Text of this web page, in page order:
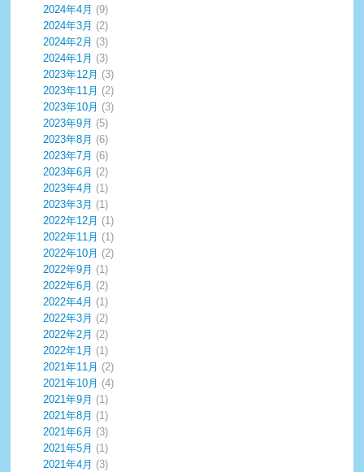
2024年4月 (9)
2024年3月 (2)
2024年2月 (3)
2024年1月 (3)
2023年12月 (3)
2023年11月 (2)
2023年10月 (3)
2023年9月 (5)
2023年8月 (6)
2023年7月 (6)
2023年6月 (2)
2023年4月 (1)
2023年3月 (1)
2022年12月 (1)
2022年11月 (1)
2022年10月 (2)
2022年9月 (1)
2022年6月 (2)
2022年4月 (1)
2022年3月 (2)
2022年2月 (2)
2022年1月 (1)
2021年11月 (2)
2021年10月 (4)
2021年9月 (1)
2021年8月 (1)
2021年6月 (3)
2021年5月 (1)
2021年4月 (3)